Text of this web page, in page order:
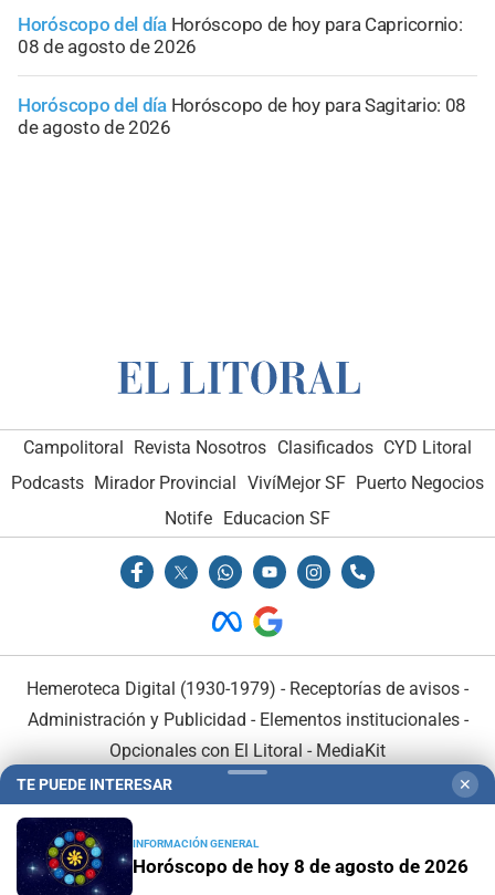
Horóscopo del día Horóscopo de hoy para Capricornio:
08 de agosto de 2026
Horóscopo del día Horóscopo de hoy para Sagitario: 08
de agosto de 2026
Campolitoral Revista Nosotros Clasificados CYD Litoral
Podcasts Mirador Provincial VivíMejor SF Puerto Negocios
Notife Educacion SF
Hemeroteca Digital (1930-1979) - Receptorías de avisos -
Administración y Publicidad - Elementos institucionales-
Opcionales con El Litoral - MediaKit
TE PUEDE INTERESAR ✕
INFORMACIÓN GENERAL
Horóscopo de hoy 8 de agosto de 2026